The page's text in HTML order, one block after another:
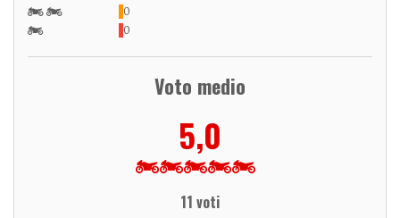
0
0
Voto medio
5,0
11 voti